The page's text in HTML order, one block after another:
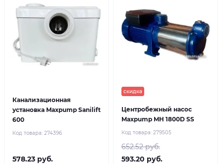
Канализационная
установка Maxpump Sanilift
600
Код товара: 274396
578.23 руб.
скидка
Центробежный насос
Maxpump MH 1800D SS
Код товара: 279505
652.52 руб.
593.20 руб.